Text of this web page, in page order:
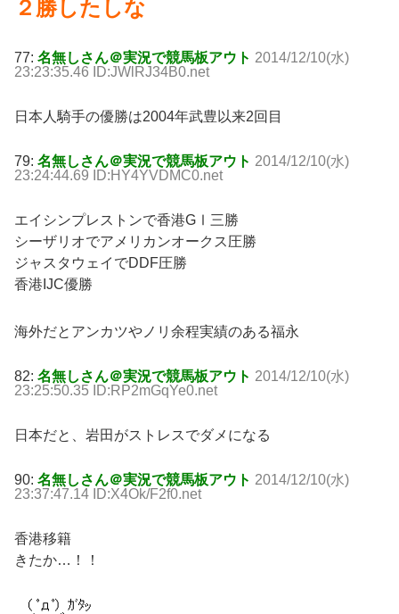
２勝したしな
77: 名無しさん＠実況で競馬板アウト 2014/12/10(水)
23:23:35.46 ID:JWlRJ34B0.net
日本人騎手の優勝は2004年武豊以来2回目
79: 名無しさん＠実況で競馬板アウト 2014/12/10(水)
23:24:44.69 ID:HY4YVDMC0.net
エイシンプレストンで香港GⅠ三勝
シーザリオでアメリカンオークス圧勝
ジャスタウェイでDDF圧勝
香港IJC優勝
海外だとアンカツやノリ余程実績のある福永
82: 名無しさん＠実況で競馬板アウト 2014/12/10(水)
23:25:50.35 ID:RP2mGqYe0.net
日本だと、岩田がストレスでダメになる
90: 名無しさん＠実況で競馬板アウト 2014/12/10(水)
23:37:47.14 ID:X4Ok/F2f0.net
香港移籍
きたか…！！